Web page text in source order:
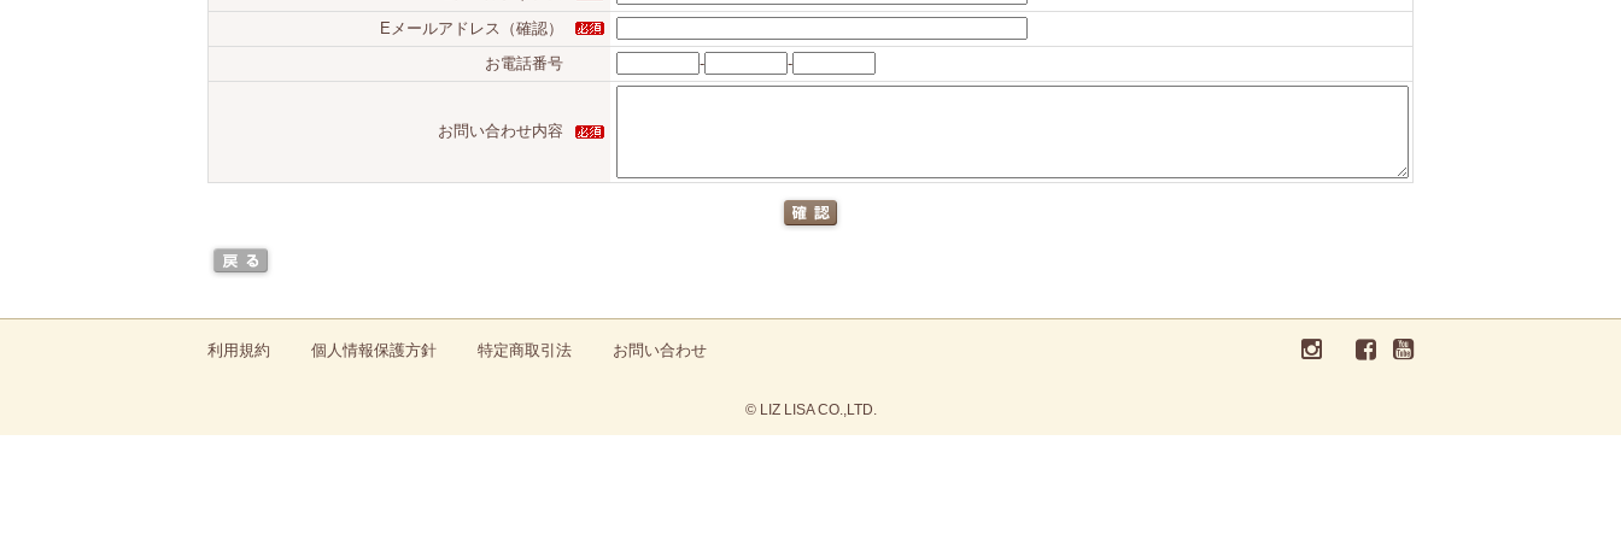
Eメールアドレス（確認）
お電話番号
- -
お問い合わせ内容
利用規約 個人情報保護方針 特定商取引法 お問い合わせ
© LIZ LISA CO.,LTD.